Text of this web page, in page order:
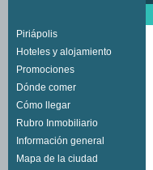
Piriápolis
Hoteles y alojamiento
Promociones
Dónde comer
Cómo llegar
Rubro Inmobiliario
Información general
Mapa de la ciudad